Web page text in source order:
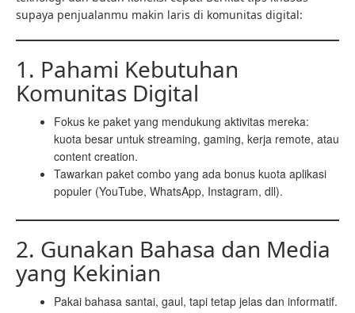
supaya penjualanmu makin laris di komunitas digital:
1. Pahami Kebutuhan
Komunitas Digital
Fokus ke paket yang mendukung aktivitas mereka:
kuota besar untuk streaming, gaming, kerja remote, atau
content creation.
Tawarkan paket combo yang ada bonus kuota aplikasi
populer (YouTube, WhatsApp, Instagram, dll).
2. Gunakan Bahasa dan Media
yang Kekinian
Pakai bahasa santai, gaul, tapi tetap jelas dan informatif.